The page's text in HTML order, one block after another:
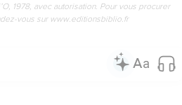
1978, avec autorisation. Pour vous procurer
vous sur www.editionsbiblio.fr